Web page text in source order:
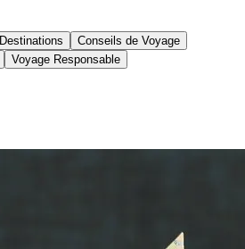
Destinations
Conseils de Voyage
Voyage Responsable